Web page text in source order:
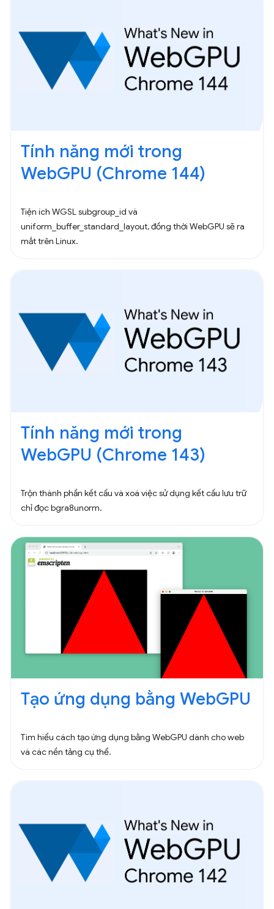
Tính năng mới trong
WebGPU (Chrome 144)
Tiện ích WGSL subgroup_id và
uniform_buffer_standard_layout, đồng thời WebGPU sẽ ra
mắt trên Linux.
Tính năng mới trong
WebGPU (Chrome 143)
Trộn thành phần kết cấu và xoá việc sử dụng kết cấu lưu trữ
chỉ đọc bgra8unorm.
Tạo ứng dụng bằng WebGPU
Tìm hiểu cách tạo ứng dụng bằng WebGPU dành cho web
và các nền tảng cụ thể.